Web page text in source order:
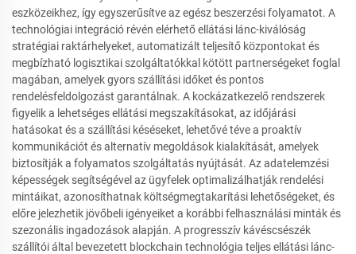
eszközeikhez, így egyszerűsítve az egész beszerzési folyamatot. A
technológiai integráció révén elérhető ellátási lánc-kiválóság
stratégiai raktárhelyeket, automatizált teljesítő központokat és
megbízható logisztikai szolgáltatókkal kötött partnerségeket foglal
magában, amelyek gyors szállítási időket és pontos
rendelésfeldolgozást garantálnak. A kockázatkezelő rendszerek
figyelik a lehetséges ellátási megszakításokat, az időjárási
hatásokat és a szállítási késéseket, lehetővé téve a proaktív
kommunikációt és alternatív megoldások kialakítását, amelyek
biztosítják a folyamatos szolgáltatás nyújtását. Az adatelemzési
képességek segítségével az ügyfelek optimalizálhatják rendelési
mintáikat, azonosíthatnak költségmegtakarítási lehetőségeket, és
előre jelezhetik jövőbeli igényeiket a korábbi felhasználási minták és
szezonális ingadozások alapján. A progresszív kávéscsészék
szállítói által bevezetett blockchain technológia teljes ellátási lánc-